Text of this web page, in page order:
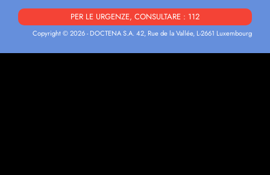
PER LE URGENZE, CONSULTARE : 112
Copyright © 2026 - DOCTENA S.A. 42, Rue de la Vallée, L-2661 Luxembourg